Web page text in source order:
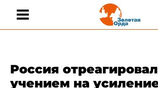
​Россия
учением на